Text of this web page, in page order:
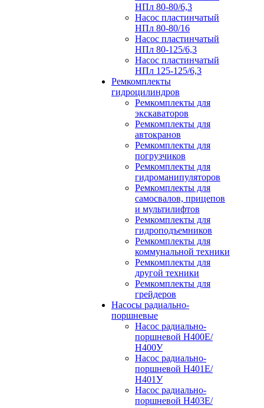
НПл 80-80/6,3
Насос пластинчатый
НПл 80-80/16
Насос пластинчатый
НПл 80-125/6,3
Насос пластинчатый
НПл 125-125/6,3
Ремкомплекты
гидроцилиндров
Ремкомплекты для
экскаваторов
Ремкомплекты для
автокранов
Ремкомплекты для
погрузчиков
Ремкомплекты для
гидроманипуляторов
Ремкомплекты для
самосвалов, прицепов
и мультилифтов
Ремкомплекты для
гидроподъемников
Ремкомплекты для
коммунальной техники
Ремкомплекты для
другой техники
Ремкомплекты для
грейдеров
Насосы радиально-
поршневые
Насос радиально-
поршневой Н400Е/
Н400У
Насос радиально-
поршневой Н401Е/
Н401У
Насос радиально-
поршневой Н403Е/